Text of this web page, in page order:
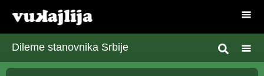
Dileme stanovnika Srbije